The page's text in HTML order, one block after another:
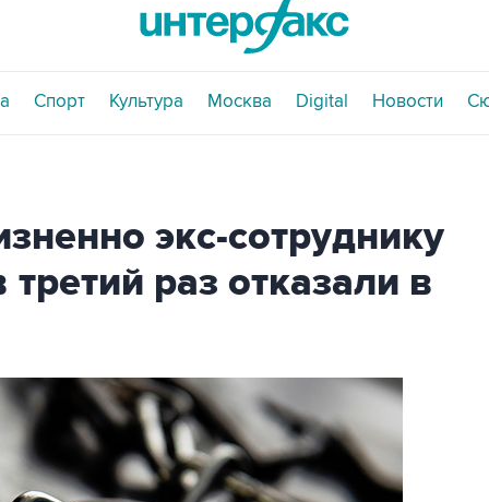
Спорт Культура Москва Digital Новости
экс-сотруднику
раз отказали в